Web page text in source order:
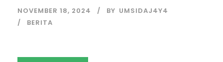
NOVEMBER 18, 2024 BY UMSIDAJ4Y4
BERITA